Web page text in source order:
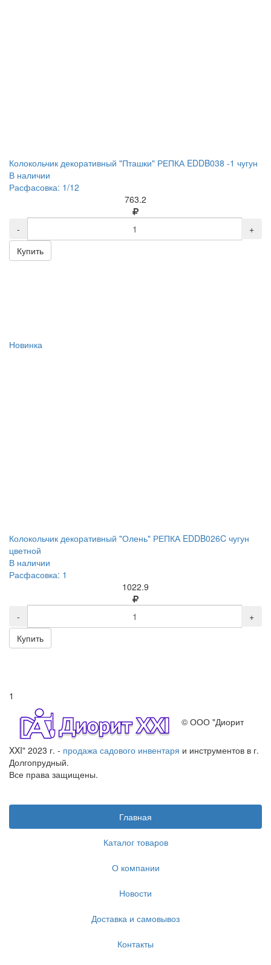
Колокольчик декоративный "Пташки" РЕПКА EDDB038 -1 чугун
В наличии
Расфасовка: 1/12
763.2
-
+
Купить
Новинка
Колокольчик декоративный "Олень" РЕПКА EDDB026C чугун
цветной
В наличии
Расфасовка: 1
1022.9
-
+
Купить
1
© ООО "Диорит
XXI" 2023 г. - продажа садового инвентаря и инструментов в г.
Долгопрудный.
Все права защищены.
Главная
Каталог товаров
О компании
Новости
Доставка и самовывоз
Контакты